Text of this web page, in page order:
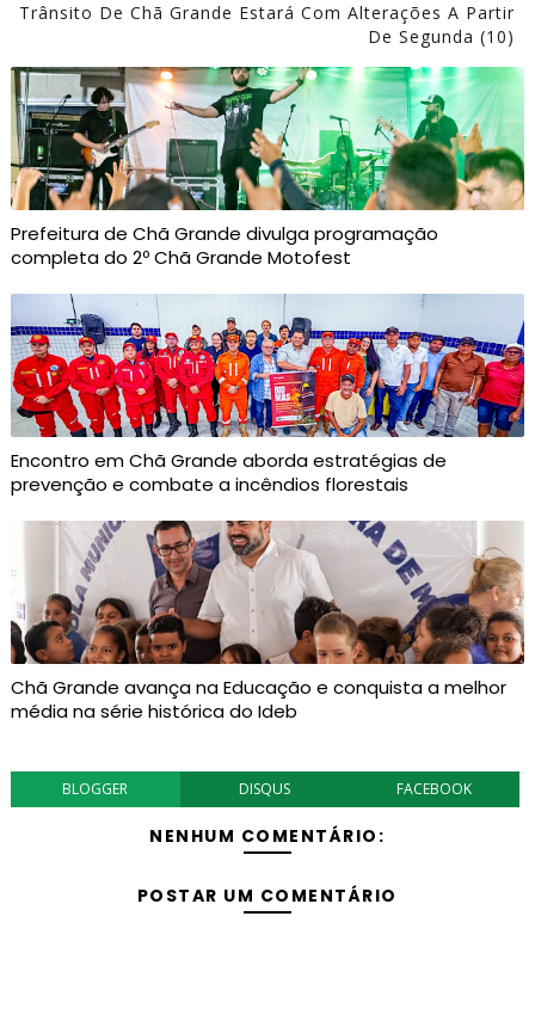
Trânsito De Chã Grande Estará Com Alterações A Partir
De Segunda (10)
Prefeitura de Chã Grande divulga programação
completa do 2º Chã Grande Motofest
Encontro em Chã Grande aborda estratégias de
prevenção e combate a incêndios florestais
Chã Grande avança na Educação e conquista a melhor
média na série histórica do Ideb
BLOGGER DISQUS FACEBOOK
NENHUM COMENTÁRIO:
POSTAR UM COMENTÁRIO